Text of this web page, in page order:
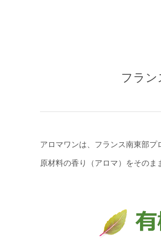
フラン
アロマワンは、フランス南東部プ
原材料の香り（アロマ）をそのま